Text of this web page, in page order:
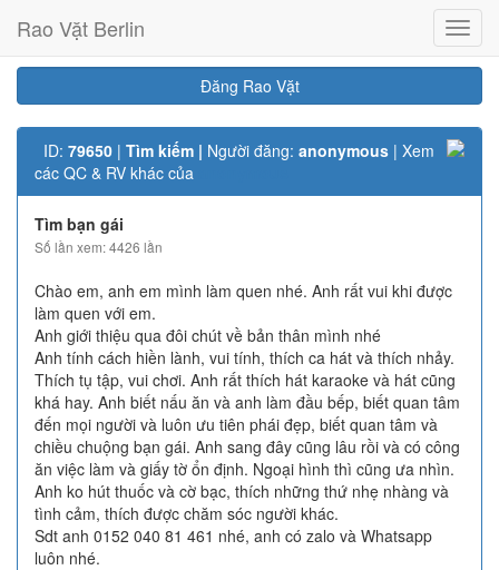
Rao Vặt Berlin
Đăng Rao Vặt
ID: 79650 | Tìm kiếm | Người đăng: anonymous | Xem
các QC & RV khác của
Tìm bạn gái
Số lần xem: 4426 lần
Chào em, anh em mình làm quen nhé. Anh rất vui khi được
làm quen với em.
Anh giới thiệu qua đôi chút về bản thân mình nhé
Anh tính cách hiền lành, vui tính, thích ca hát và thích nhảy.
Thích tụ tập, vui chơi. Anh rất thích hát karaoke và hát cũng
khá hay. Anh biết nấu ăn và anh làm đầu bếp, biết quan tâm
đến mọi người và luôn ưu tiên phái đẹp, biết quan tâm và
chiều chuộng bạn gái. Anh sang đây cũng lâu rồi và có công
ăn việc làm và giấy tờ ổn định. Ngoại hình thì cũng ưa nhìn.
Anh ko hút thuốc và cờ bạc, thích những thứ nhẹ nhàng và
tình cảm, thích được chăm sóc người khác.
Sdt anh 0152 040 81 461 nhé, anh có zalo và Whatsapp
luôn nhé.